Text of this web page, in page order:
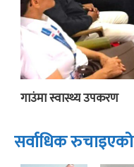
गाउंमा स्वास्थ्य उपकरण
सर्वाधिक रुचाइएको